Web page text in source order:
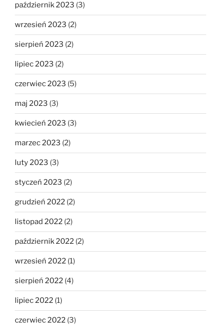
październik 2023 (3)
wrzesień 2023 (2)
sierpień 2023 (2)
lipiec 2023 (2)
czerwiec 2023 (5)
maj 2023 (3)
kwiecień 2023 (3)
marzec 2023 (2)
luty 2023 (3)
styczeń 2023 (2)
grudzień 2022 (2)
listopad 2022 (2)
październik 2022 (2)
wrzesień 2022 (1)
sierpień 2022 (4)
lipiec 2022 (1)
czerwiec 2022 (3)